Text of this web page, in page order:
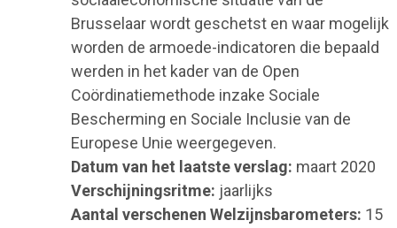
Brusselaar wordt geschetst en waar mogelijk
worden de armoede-indicatoren die bepaald
werden in het kader van de Open
Coördinatiemethode inzake Sociale
Bescherming en Sociale Inclusie van de
Europese Unie weergegeven.
Datum van het laatste verslag: maart 2020
Verschijningsritme: jaarlijks
Aantal verschenen Welzijnsbarometers: 15